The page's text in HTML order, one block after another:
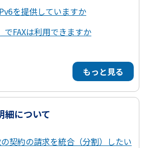
を提供していますか
でFAXは利用できますか
もっと見る
細について
契約の請求を統合（分割）したい